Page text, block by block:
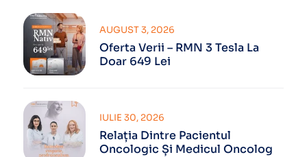
Oferta Verii – RMN 3 Tesla La
Doar 649 Lei
AUGUST 3, 2026
Relația Dintre Pacientul
Oncologic Și Medicul Oncolog
IULIE 30, 2026